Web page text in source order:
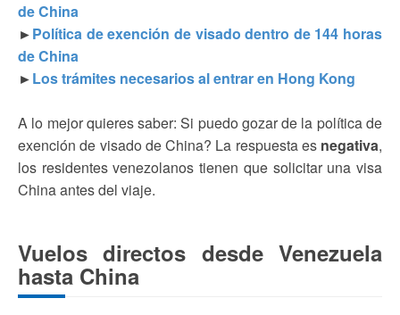
de China
►Política de exención de visado dentro de 144 horas
de China
►Los trámites necesarios al entrar en Hong Kong
A lo mejor quieres saber: Si puedo gozar de la política de
exención de visado de China? La respuesta es negativa,
los residentes venezolanos tienen que solicitar una visa
China antes del viaje.
Vuelos directos desde Venezuela
hasta China